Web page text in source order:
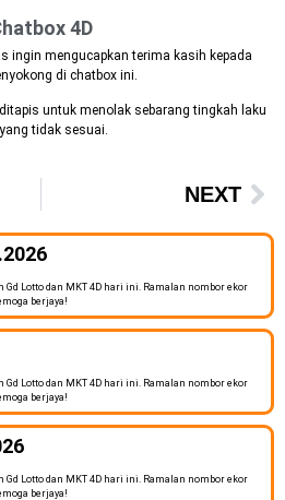
4D
ingin mengucapkan terima kasih kepada
di chatbox ini.
untuk menolak sebarang tingkah laku
tidak sesuai.
NEXT
Lotto dan MKT 4D hari ini. Ramalan nombor ekor
berjaya!
Lotto dan MKT 4D hari ini. Ramalan nombor ekor
berjaya!
Lotto dan MKT 4D hari ini. Ramalan nombor ekor
berjaya!